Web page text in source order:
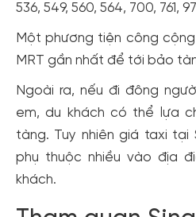
536, 549, 560, 564, 700, 761,
Một phương tiện công cộng
MRT gần nhất để tới bảo
Ngoài ra, nếu đi đông
em, du khách có thể lựa
tàng. Tuy nhiên giá taxi tại
phụ thuộc nhiều vào địa
khách.